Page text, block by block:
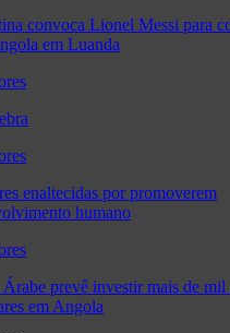
convoca Lionel Messi para
em Luanda
enaltecidas por promoverem
humano
prevê investir mais de mil
em Angola